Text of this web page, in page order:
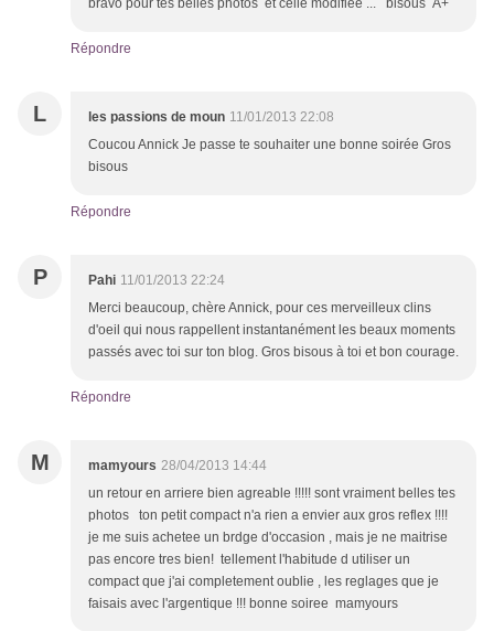
bravo pour tes belles photos et celle modifiée ... bisous A+
Répondre
L les passions de moun 11/01/2013 22:08
Coucou Annick Je passe te souhaiter une bonne soirée Gros
bisous
Répondre
P Pahi 11/01/2013 22:24
Merci beaucoup, chère Annick, pour ces merveilleux clins
d'oeil qui nous rappellent instantanément les beaux moments
passés avec toi sur ton blog. Gros bisous à toi et bon courage.
Répondre
M mamyours 28/04/2013 14:44
un retour en arriere bien agreable !!!!! sont vraiment belles tes
photos ton petit compact n'a rien a envier aux gros reflex !!!!
je me suis achetee un brdge d'occasion , mais je ne maitrise
pas encore tres bien! tellement l'habitude d utiliser un
compact que j'ai completement oublie , les reglages que je
faisais avec l'argentique !!! bonne soiree mamyours